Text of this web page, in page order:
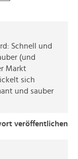
Schnell und
(und
Markt
sich
und sauber
veröffentlichen